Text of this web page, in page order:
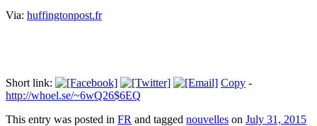
Via: huffingtonpost.fr
Short link: Copy -
http://whoel.se/~6wQ26$6EQ
This entry was posted in FR and tagged nouvelles on July 31, 2015